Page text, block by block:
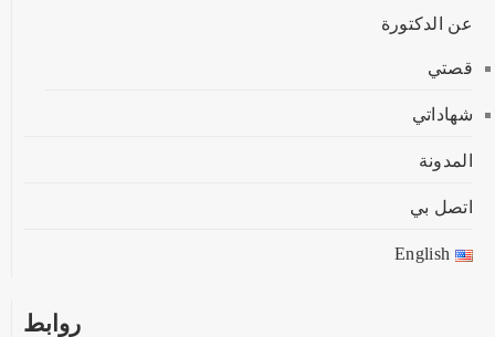
عن الدكتورة
قصتي
شهاداتي
المدونة
اتصل بي
English
روابط